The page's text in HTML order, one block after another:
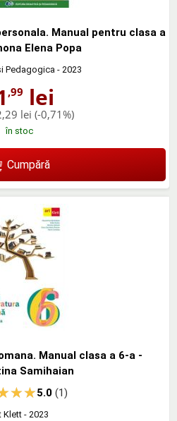
Manual pentru clasa a
Elena Popa
Pedagogica- 2023
,99 lei
lei (-0,71%)
în stoc
Cumpără
Manual clasa a 6-a -
Samihaian
5.0(1)
Klett- 2023